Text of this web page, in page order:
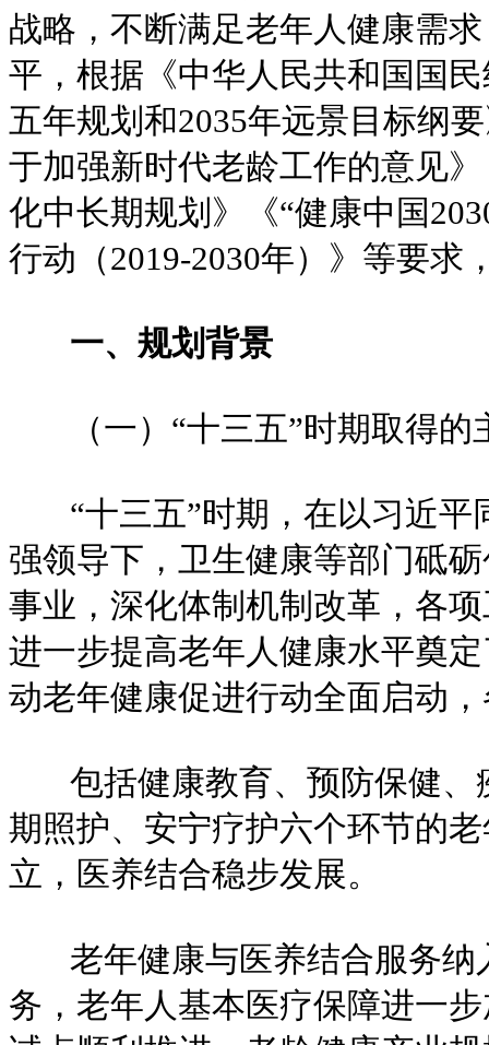
战略，不断满足老年人健康需
平，根据《中华人民共和国国
五年规划和2035年远景目标纲
于加强新时代老龄工作的意见
化中长期规划》《“健康中国
行动（2019-2030年）》等要求
一、规划背景
（一）“十三五”时期取得的
“十三五”时期，在以习近平
强领导下，卫生健康等部门砥
事业，深化体制机制改革，各
进一步提高老年人健康水平奠
动老年健康促进行动全面启动
包括健康教育、预防保健、
期照护、安宁疗护六个环节的
立，医养结合稳步发展。
老年健康与医养结合服务纳
务，老年人基本医疗保障进一